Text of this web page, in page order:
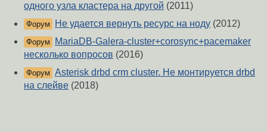
одного узла кластера на другой (2011)
Форум Не удается вернуть ресурс на ноду (2012)
Форум
MariaDB-Galera-cluster+corosync+pacemaker
несколько вопросов (2016)
Форум Asterisk drbd crm cluster. Не монтируется drbd
на слейве (2018)